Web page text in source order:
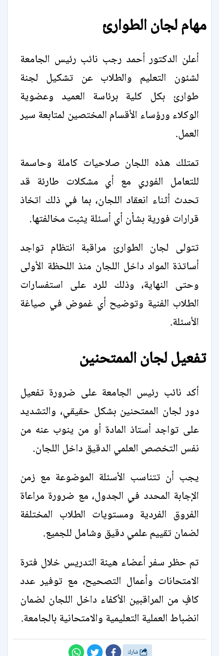
مهام لجان الطوارئ
أعلن الدكتور أحمد رجب نائب رئيس الجامعة
لشئون التعليم والطلاب عن تشكيل لجنة
طوارئ بكل كلية برئاسة العميد وعضوية
الوكلاء ورؤساء الأقسام المختصين لمتابعة سير
العمل.
تمتلك هذه اللجان صلاحيات كاملة وحاسمة
للتعامل الفوري مع أي مشكلات طارئة قد
تحدث أثناء انعقاد اللجان، بما في ذلك اتخاذ
قرارات فورية بشأن أي أسئلة يثبت مخالفتها.
تتولى لجان الطوارئ مراقبة انتظام تواجد
أساتذة المواد داخل اللجان منذ اللحظة الأولى
وحتى النهاية، وذلك للرد على استفسارات
الطلاب الفنية وتوضيح أي غموض في صياغة
الأسئلة.
تفعيل لجان الممتحنين
أكد نائب رئيس الجامعة على ضرورة تفعيل
دور لجان الممتحنين بشكل حقيقي، والتشديد
على تواجد أستاذ المادة أو من ينوب عنه من
نفس التخصص العلمي الدقيق داخل اللجان.
يجب أن تتناسب الأسئلة الموضوعة مع زمن
الإجابة المحدد في الجدول، مع ضرورة مراعاة
الفروق الفردية ومستويات الطلاب المختلفة
لضمان تقييم علمي دقيق وشامل للجميع.
تم حظر سفر أعضاء هيئة التدريس خلال فترة
الامتحانات وأعمال التصحيح، مع توفير عدد
كافٍ من المراقبين الأكفاء داخل اللجان لضمان
انضباط العملية التعليمية والامتحانية بالجامعة.